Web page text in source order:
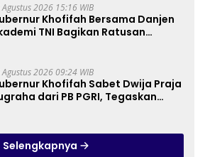
Agustus 2026 15:16 WIB
Khofifah Bersama Danjen
TNI Bagikan Ratusan
Tegaskan Generasi Muda
Penentu Terwujudnya
Emas 2045
Agustus 2026 09:24 WIB
Khofifah Sabet Dwija Praja
dari PB PGRI, Tegaskan
Selengkapnya